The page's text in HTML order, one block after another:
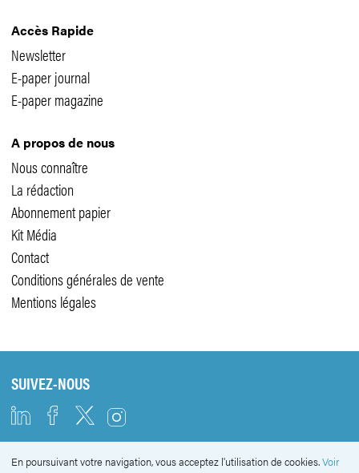
Accès Rapide
Newsletter
E-paper journal
E-paper magazine
A propos de nous
Nous connaître
La rédaction
Abonnement papier
Kit Média
Contact
Conditions générales de vente
Mentions légales
SUIVEZ-NOUS
En poursuivant votre navigation, vous acceptez l'utilisation de cookies.Voir